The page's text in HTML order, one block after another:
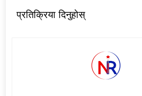
प्रतिक्रिया दिनुहोस्